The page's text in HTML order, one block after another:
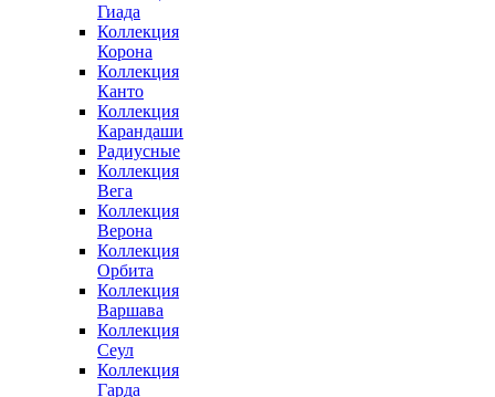
Гиада
Коллекция
Корона
Коллекция
Канто
Коллекция
Карандаши
Радиусные
Коллекция
Вега
Коллекция
Верона
Коллекция
Орбита
Коллекция
Варшава
Коллекция
Сеул
Коллекция
Гарда